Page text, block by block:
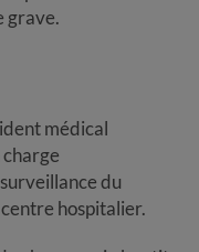
grave.
médical
du
hospitalier.